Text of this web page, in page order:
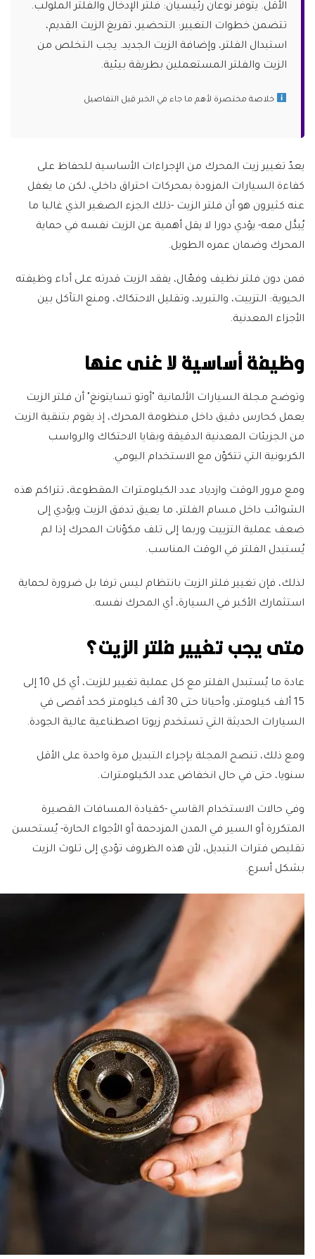
الأقل. يتوفر نوعان رئيسيان: فلتر الإدخال والفلتر الملولب.
تتضمن خطوات التغيير: التحضير، تفريغ الزيت القديم،
استبدال الفلتر، وإضافة الزيت الجديد. يجب التخلص من
الزيت والفلتر المستعملين بطريقة بيئية.
خلاصة مختصرة لأهم ما جاء في الخبر قبل التفاصيل
يعدّ تغيير زيت المحرك من الإجراءات الأساسية للحفاظ على
كفاءة السيارات المزودة بمحركات احتراق داخلي، لكن ما يغفل
عنه كثيرون هو أن فلتر الزيت -ذلك الجزء الصغير الذي غالبا ما
يُبدَّل معه- يؤدي دورا لا يقل أهمية عن الزيت نفسه في حماية
المحرك وضمان عمره الطويل.
فمن دون فلتر نظيف وفعّال، يفقد الزيت قدرته على أداء وظيفته
الحيوية: التزييت، والتبريد، وتقليل الاحتكاك، ومنع التآكل بين
الأجزاء المعدنية.
وظيفة أساسية لا غنى عنها
وتوضح مجلة السيارات الألمانية "أوتو تسايتونغ" أن فلتر الزيت
يعمل كحارس دقيق داخل منظومة المحرك، إذ يقوم بتنقية الزيت
من الجزيئات المعدنية الدقيقة وبقايا الاحتكاك والرواسب
الكربونية التي تتكوّن مع الاستخدام اليومي.
ومع مرور الوقت وازدياد عدد الكيلومترات المقطوعة، تتراكم هذه
الشوائب داخل مسام الفلتر، ما يعيق تدفق الزيت ويؤدي إلى
ضعف عملية التزييت وربما إلى تلف مكوّنات المحرك إذا لم
يُستبدل الفلتر في الوقت المناسب.
لذلك، فإن تغيير فلتر الزيت بانتظام ليس ترفا بل ضرورة لحماية
استثمارك الأكبر في السيارة، أي المحرك نفسه.
متى يجب تغيير فلتر الزيت؟
عادة ما يُستبدل الفلتر مع كل عملية تغيير للزيت، أي كل 10 إلى
15 ألف كيلومتر، وأحيانا حتى 30 ألف كيلومتر كحد أقصى في
السيارات الحديثة التي تستخدم زيوتا اصطناعية عالية الجودة.
ومع ذلك، تنصح المجلة بإجراء التبديل مرة واحدة على الأقل
سنويا، حتى في حال انخفاض عدد الكيلومترات.
وفي حالات الاستخدام القاسي -كقيادة المسافات القصيرة
المتكررة أو السير في المدن المزدحمة أو الأجواء الحارة- يُستحسن
تقليص فترات التبديل، لأن هذه الظروف تؤدي إلى تلوث الزيت
بشكل أسرع.